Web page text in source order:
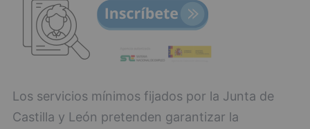
Los servicios mínimos fijados por la Junta de
Castilla y León pretenden garantizar la